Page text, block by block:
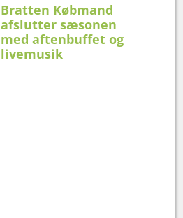
Bratten Købmand
afslutter sæsonen
med aftenbuffet og
livemusik